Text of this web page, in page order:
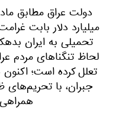
میلیارد دلار بابت
تحمیلی به ایران
لحاظ تنگناهای مردم
تعلل کرده است؛
جبران، با تحریم‌های